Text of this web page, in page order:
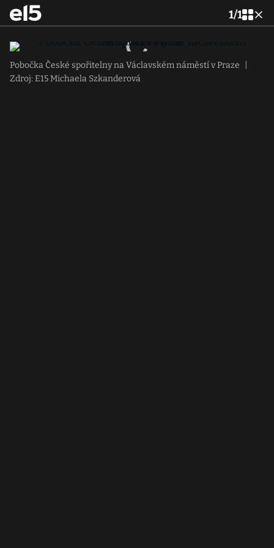
1/1
Pobočka České spořitelny na Václavském náměstí v Praze
Zdroj: E15 Michaela Szkanderová